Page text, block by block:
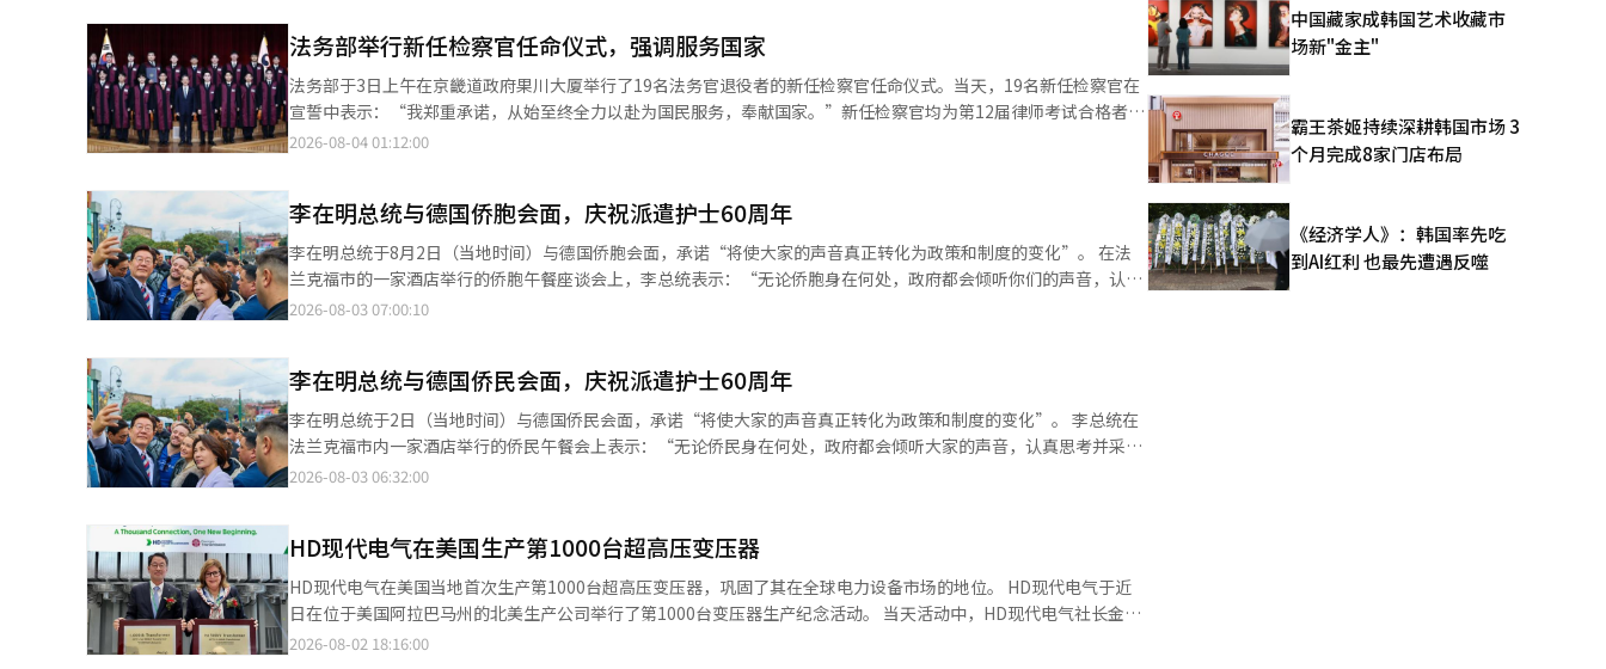
持中心，并对相关公务员进行培训，以便在法律实施时能够迅速处理民众的请求，建立行政支持体系。 市政府还计划
通过全州市官方网站、媒体及各种宣传渠道，积极宣传申请对象和程序，以确保符合条件的市民能够在实施期间内申
请。 赵志勋市长听取国家荣誉者及荣誉家庭的意见 赵志勋全州市长与全州市荣誉团体协商会（会长：李喆建）所属
团体负责人举行座谈会，听取现场的主要意见。 市政府表示，此次座谈会旨在加强对国家荣誉者和荣誉家庭的尊重，
通过与荣誉团体的持续沟通，传播荣誉的价值。 与会者分享了各荣誉团体的主要活动和现状，并传达了在国家荣誉者
性和可行性，以便在未来制定和实施荣誉政策。 “我们将积极发挥作用，提高孔子的名誉，并广泛传播荣誉的价
值。” 赵志勋市长表示：“铭记为国家的牺牲和奉献，并给予应有的尊重，是我们共同体应尽的基本责任。我们将细
心倾听国家荣誉者和荣誉家庭的声音，持续与荣誉团体沟通，确保荣誉的价值能够延续到市民的日常生活和未来世
代。” 此外，为加强对国家荣誉者等荣誉对象的尊重，全州市今年将荣誉津贴提高至每月2万韩元。同时，市政府还
在推进建立荣誉医院，以解决全北地区荣誉对象的健康权利受损和医疗盲区问题。※ 本报道经人工智能（AI）系统翻
的资料和地点。 上个月18日在独立纪念馆举行的颁发仪式上，33位国内外独立功臣的后代出席。国家保勋部部长权
吴乙、外交部公共外交大使林相宇、独立纪念馆馆长金熙坤等也出席了活动。 仪式上，独立功臣的荣誉护照和感谢牌
被颁发给后代。金千益先生的后代金勇善代表后代朗读了感谢信。与会者还参观了荣誉护照的展览，并填写了纪念独
立功臣的信息卡。 活动视频自1日起分为30秒短片和完整版公开。该视频将在电视、冰格官方YouTube和
Instagram，以及仁川国际机场第二客运大楼和国立首尔显忠院的媒体墙上陆续播放。 冰格自2019年韩国临时政府
独立运动家举办的“世界上最迟的毕业典礼”，2024年则展示了87位在监狱中殉国的独立运动家身着韩服的“第一
次穿上光复”。 去年，冰格开展了利用人工智能技术重现光复时的万岁呼声的“第一次听到的光复”活动。冰格公益
基金会自2018年起与国家保勋部签署协议，持续开展独立功臣后代的奖学金项目。 冰格相关人士表示：“荣誉护照
是独立功臣们再也不必离开韩国的承诺的象征，希望能够将独立功臣们的心灵带回祖国，并继续铭记他们的名字和奉
献。” 另一方面，冰格根据与海军总部签署的赞助协议，今年也将向海军总部提供“团结迷你模型”。赞助产品将定
法务部举行新任检察官任命仪式，强调服务国家
法务部于3日上午在京畿道政府果川大厦举行了19名法务官退役者的新任检察官任命仪式。当天，19名新任检察官在
宣誓中表示：“我郑重承诺，从始至终全力以赴为国民服务，奉献国家。”新任检察官均为第12届律师考试合格者，
在过去三年中担任军法务官和公益法务官，积累了丰富的法律经验。他们经过严格的审核程序，包括书面审查、实务
赴为国民服务，奉献国家。” 郑成浩法务部长在致辞中指出：“检察官保护国民免受犯罪侵害的基本职责不会改
变。”他呼吁新任检察官要深刻铭记保护人权这一检察制度的本质，忠实履行本职工作。 他还提到：“过去曾因部分
检察官滥用权力而引发国民愤怒和批评，但大多数前辈检察官始终怀有使命感，终身致力于保护国民人权。”他强
调，新任检察官应积极履行新制度赋予的角色，使制度更加有效且尊重人权。 郑部长特别重申了对专业性和谨慎态度
的要求。他表示：“未来检察官的工作将转向金融、证券犯罪及不公正交易等需要高度专业性的重大犯罪的控制中心
务必谨言慎行。” 这19名新任检察官将在法务研修院接受约两个月的实务培训，预计于10月初被分配到一线检察
院，正式开展工作。 法务部表示，考虑到检察官人力资源的紧迫性，将他们的分配时间提前了约一个月。 法务部相
关人士表示：“在刑事司法体系发生重大变化的背景下，我们将全力支持检察机关履行保护国民人权和维护社会治安
的基本职责。”
2026-08-04 01:12:00
李在明总统与德国侨胞会面，庆祝派遣护士60周年
李在明总统于8月2日（当地时间）与德国侨胞会面，承诺“将使大家的声音真正转化为政策和制度的变化”。 在法
兰克福市的一家酒店举行的侨胞午餐座谈会上，李总统表示：“无论侨胞身在何处，政府都会倾听你们的声音，认真
思考并采取行动，我会更加细致入微地关注大家的需求。” 根据青瓦台首席发言人姜有正的书面简报，此次座谈会吸
会、老年会、韩文学校的相关人士。 李总统提到今年初开展的海外侨胞民意调查，表示“在德国接收到了大约42个
民意反馈”。 他补充道：“除了这些，可能还有很多其他问题，今天大家也会提出许多意见。虽然有些问题可能难以
立即解决，但也有一些是可以迅速处理的。” 李总统还解释了此次座谈会的背景。他表示：“在南美访问后，需要在
某个地方加油，但直接路过不太合适，因此我考虑到最需要见面并尽快见到的地方，最终选择了法兰克福。” 他指
出：“如果正式访问德国，通常会前往柏林，可能会很难见到大家。因此，无论什么机会，我都希望能多见到海外侨
他特别提到，今年是1966年韩国护士首次踏上法兰克福机场60周年。 李总统表示：“韩国和德国在经历战争和分裂
的痛苦后重新崛起，各自以莱茵河奇迹和汉江奇迹震惊世界。在这段历史中，今天在场的各位的生活也得到了体
现。” 他指出：“为德国奉献青春的矿工和护士们所取得的，不仅仅是经济成就，他们向德国社会展示了韩国人的勤
奋和责任感，为韩国赢得了信任并巩固了这种信任。” 李总统对所谓的“派遣第一代”在建立韩文学校和传承韩国语
言文化方面的努力表示感谢。他指出：“韩文学校是连接一代又一代的空间，也是侨胞社区相互支持的中心。我对他
2026-08-03 07:00:10
李在明总统与德国侨民会面，庆祝派遣护士60周年
李在明总统于2日（当地时间）与德国侨民会面，承诺“将使大家的声音真正转化为政策和制度的变化”。 李总统在
法兰克福市内一家酒店举行的侨民午餐会上表示：“无论侨民身在何处，政府都会倾听大家的声音，认真思考并采取
行动，我会更加细致入微地关注。” 李总统在结束对美国旧金山及南美三国的访问后，途经法兰克福，与金惠京夫人
也会有很多意见提出。虽然有些问题当下难以解决，但也有一些问题是可以迅速处理的。” 李总统解释了此次午餐会
的背景。他说：“从南美回来时需要在某地加油，觉得不应该就这样路过，因此考虑到最应该见面、最需要见的地
方，法兰克福似乎是最合适的。” 李总统表示：“如果正式访问德国，通常会去柏林，可能很难见到大家，因此无论
是什么机会，我都希望能多见见海外侨民。” 他特别强调，今年是1966年韩国护士首次踏上法兰克福机场60周年。
李总统指出：“韩国与德国在经历战争与分裂的痛苦后重新崛起，各自以莱茵河奇迹和汉江奇迹震惊世界，而在这段
2026-08-03 06:32:00
HD现代电气在美国生产第1000台超高压变压器
HD现代电气在美国当地首次生产第1000台超高压变压器，巩固了其在全球电力设备市场的地位。 HD现代电气于近
日在位于美国阿拉巴马州的北美生产公司举行了第1000台变压器生产纪念活动。 当天活动中，HD现代电气社长金永
基、乔治亚输电公司（GTC）代表芭芭拉·汉普顿等主要人士出席。 此次生产的第1000台变压器为500kV、675兆伏
2026-08-02 18:16:00
中国藏家成韩国艺术收藏市
场新"金主"
霸王茶姬持续深耕韩国市场 3
个月完成8家门店布局
《经济学人》：韩国率先吃
到AI红利 也最先遭遇反噬